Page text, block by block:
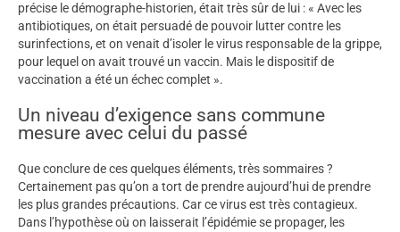
précise le démographe-historien, était très sûr de lui : « Avec les
antibiotiques, on était persuadé de pouvoir lutter contre les
surinfections, et on venait d’isoler le virus responsable de la grippe,
pour lequel on avait trouvé un vaccin. Mais le dispositif de
vaccination a été un échec complet ».
Un niveau d’exigence sans commune
mesure avec celui du passé
Que conclure de ces quelques éléments, très sommaires ?
Certainement pas qu’on a tort de prendre aujourd’hui de prendre
les plus grandes précautions. Car ce virus est très contagieux.
Dans l’hypothèse où on laisserait l’épidémie se propager, les